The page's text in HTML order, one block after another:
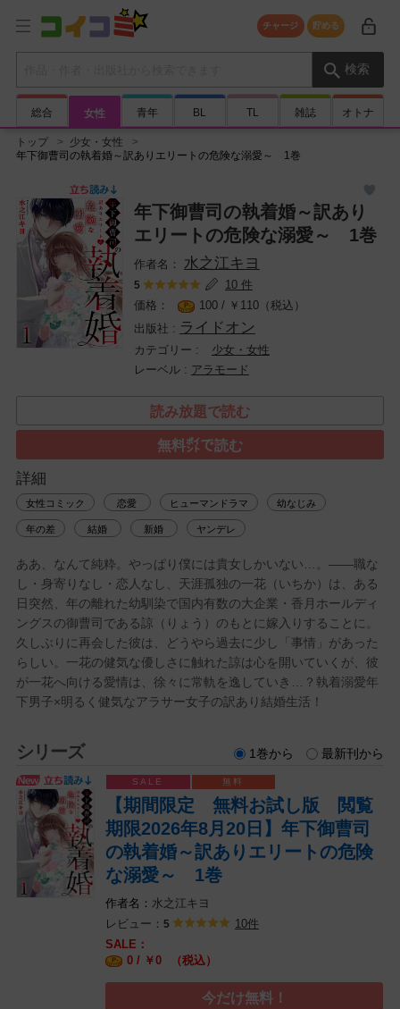
チャージ 貯める
検索
総合 女性 青年 BL TL 雑誌 オトナ
トップ
少女・女性
年下御曹司の執着婚～訳ありエリートの危険な溺愛～ 1巻
年下御曹司の執着婚～訳あり
エリートの危険な溺愛～ 1巻
水之江キヨ
5
10 件
100 / ￥ 110（税込）
ライドオン
少女・女性
アラモード
読み放題で読む
無料㌽で読む
詳細
女性コミック 恋愛 ヒューマンドラマ 幼なじみ
年の差 結婚 新婚 ヤンデレ
ああ、なんて純粋。やっぱり僕には貴女しかいない…。――職な
し・身寄りなし・恋人なし、天涯孤独の一花（いちか）は、ある
日突然、年の離れた幼馴染で国内有数の大企業・香月ホールディ
ングスの御曹司である諒（りょう）のもとに嫁入りすることに。
久しぶりに再会した彼は、どうやら過去に少し「事情」があった
らしい。一花の健気な優しさに触れた諒は心を開いていくが、彼
が一花へ向ける愛情は、徐々に常軌を逸していき…？執着溺愛年
下男子×明るく健気なアラサー女子の訳あり結婚生活！
シリーズ 1巻から 最新刊から
【期間限定 無料お試し版 閲覧
期限2026年8月20日】年下御曹司
の執着婚～訳ありエリートの危険
な溺愛～ 1巻
水之江キヨ
レビュー： 5 10件
0 / ￥0 （税込）
今だけ無料！